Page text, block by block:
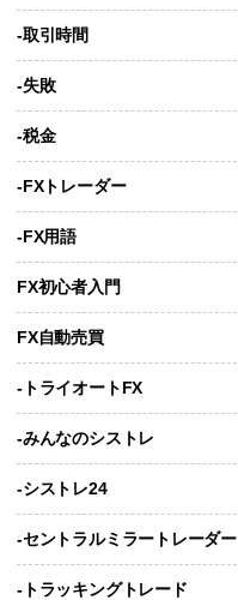
-取引時間
-失敗
-税金
-FXトレーダー
-FX用語
FX初心者入門
FX自動売買
-トライオートFX
-みんなのシストレ
-シストレ24
-セントラルミラートレーダー
-トラッキングトレード